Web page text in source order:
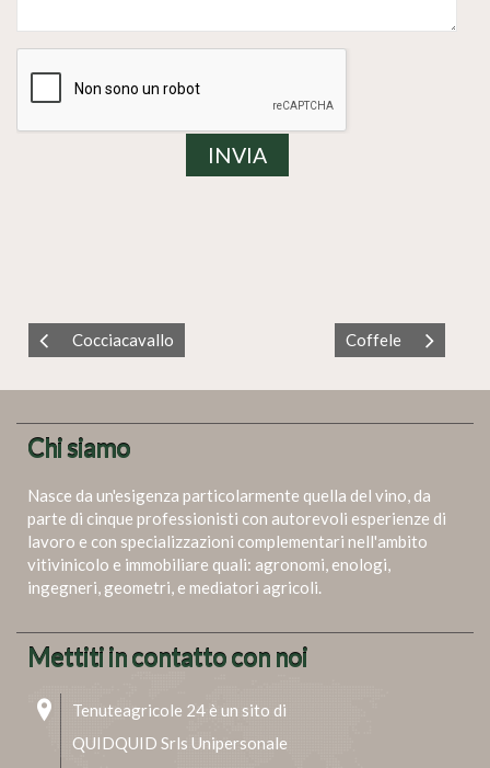
Cocciacavallo Coffele
Chi siamo
Nasce da un'esigenza particolarmente quella del vino, da
parte di cinque professionisti con autorevoli esperienze di
lavoro e con specializzazioni complementari nell'ambito
vitivinicolo e immobiliare quali: agronomi, enologi,
ingegneri, geometri, e mediatori agricoli.
Mettiti in contatto con noi
Tenuteagricole 24 è un sito di
QUIDQUID Srls Unipersonale